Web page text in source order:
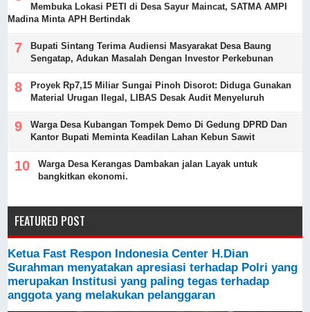
Membuka Lokasi PETI di Desa Sayur Maincat, SATMA AMPI
Madina Minta APH Bertindak
Bupati Sintang Terima Audiensi Masyarakat Desa Baung
Sengatap, Adukan Masalah Dengan Investor Perkebunan
Proyek Rp7,15 Miliar Sungai Pinoh Disorot: Diduga Gunakan
Material Urugan Ilegal, LIBAS Desak Audit Menyeluruh
Warga Desa Kubangan Tompek Demo Di Gedung DPRD Dan
Kantor Bupati Meminta Keadilan Lahan Kebun Sawit
Warga Desa Kerangas Dambakan jalan Layak untuk
bangkitkan ekonomi.
FEATURED POST
Ketua Fast Respon Indonesia Center H.Dian
Surahman menyatakan apresiasi terhadap Polri yang
merupakan Institusi yang paling tegas terhadap
anggota yang melakukan pelanggaran